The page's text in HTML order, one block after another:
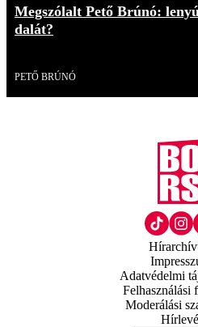
Megszólalt Pető Brúnó:
dalát?
PETŐ BRÚNÓ
Adatvédelmi
Felhasználási
Moderálási